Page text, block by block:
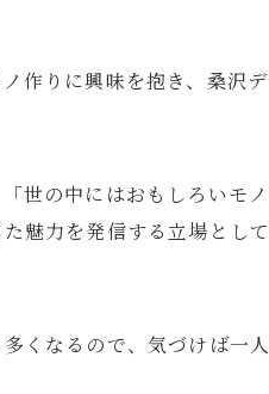
作りに興味を抱き、桑沢
世の中にはおもしろいモ
魅力を発信する立場とし
くなるので、気づけば一